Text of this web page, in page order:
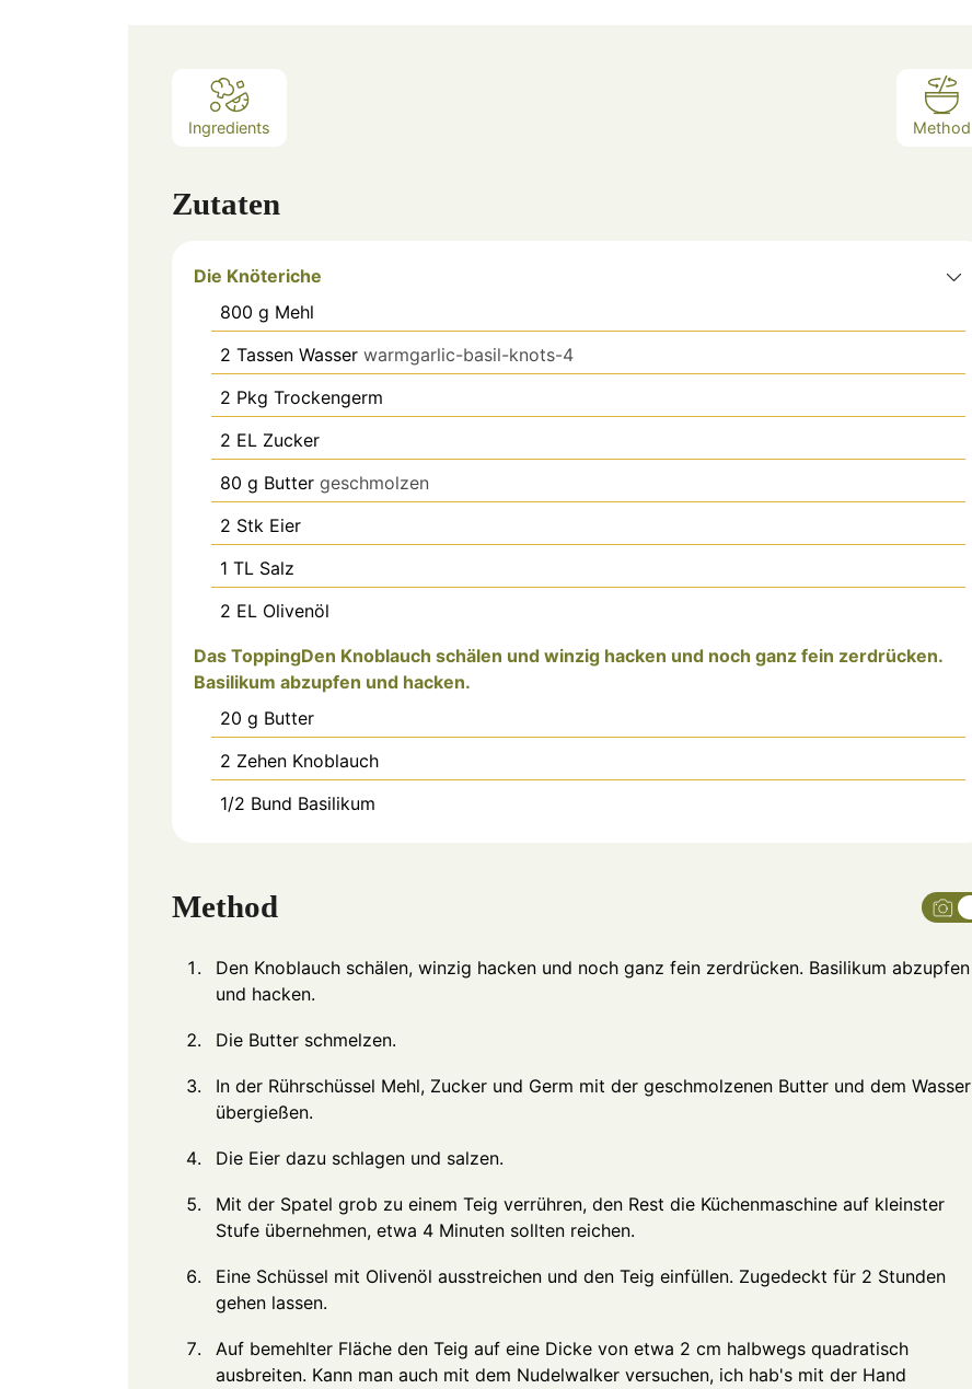
Ingredients Method
Zutaten
Die Knöteriche
800 g Mehl
2 Tassen Wasser warmgarlic-basil-knots-4
2 Pkg Trockengerm
2 EL Zucker
80 g Butter geschmolzen
2 Stk Eier
1 TL Salz
2 EL Olivenöl
Das ToppingDen Knoblauch schälen und winzig hacken und noch ganz fein zerdrücken.
Basilikum abzupfen und hacken.
20 g Butter
2 Zehen Knoblauch
1/2 Bund Basilikum
Method
Den Knoblauch schälen, winzig hacken und noch ganz fein zerdrücken. Basilikum abzupfen
und hacken.
Die Butter schmelzen.
In der Rührschüssel Mehl, Zucker und Germ mit der geschmolzenen Butter und dem Wasser
übergießen.
Die Eier dazu schlagen und salzen.
Mit der Spatel grob zu einem Teig verrühren, den Rest die Küchenmaschine auf kleinster
Stufe übernehmen, etwa 4 Minuten sollten reichen.
Eine Schüssel mit Olivenöl ausstreichen und den Teig einfüllen. Zugedeckt für 2 Stunden
gehen lassen.
Auf bemehlter Fläche den Teig auf eine Dicke von etwa 2 cm halbwegs quadratisch
ausbreiten. Kann man auch mit dem Nudelwalker versuchen, ich hab's mit der Hand